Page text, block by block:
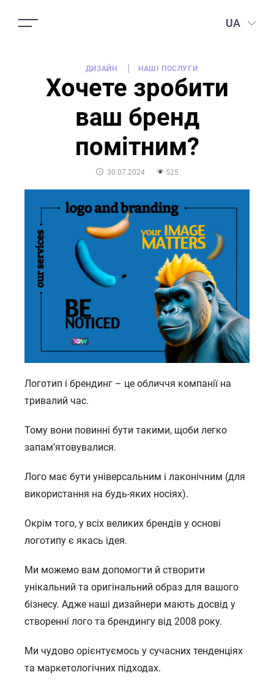
UA
ДИЗАЙН НАШІ ПОСЛУГИ
Хочете зробити
ваш бренд
помітним?
POSTED
30.07.2024 525
Логотип і брендинг – це обличчя компанії на
тривалий час.
Тому вони повинні бути такими, щоби легко
запам’ятовувалися.
Лого має бути універсальним і лаконічним (для
використання на будь-яких носіях).
Окрім того, у всіх великих брендів у основі
логотипу є якась ідея.
Ми можемо вам допомогти й створити
унікальний та оригінальний образ для вашого
бізнесу. Адже наші дизайнери мають досвід у
створенні лого та брендингу від 2008 року.
Ми чудово орієнтуємось у сучасних тенденціях
та маркетологічних підходах.